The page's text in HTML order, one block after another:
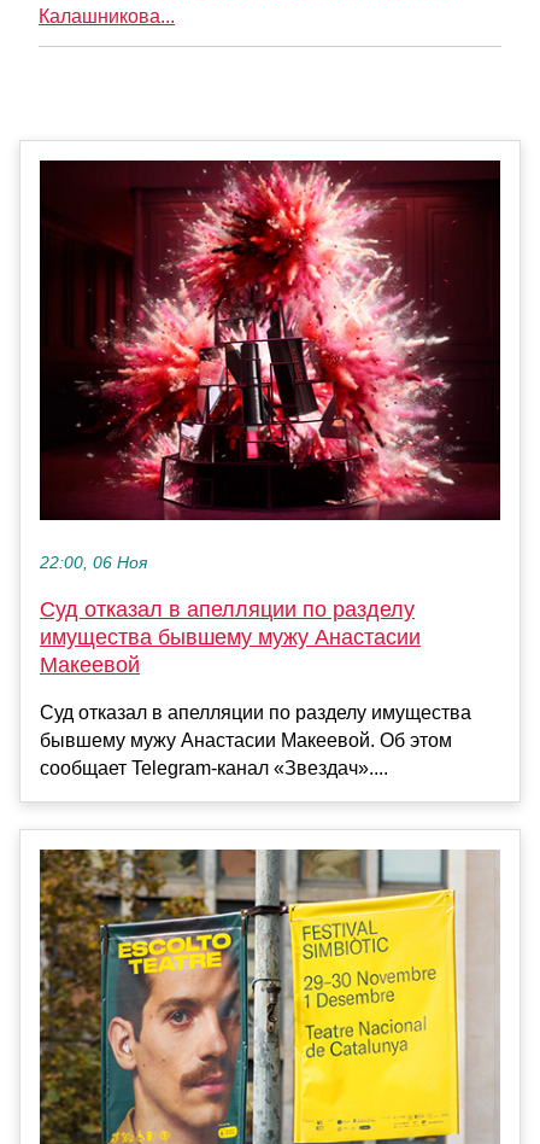
Калашникова...
22:00, 06 Ноя
Суд отказал в апелляции по разделу
имущества бывшему мужу Анастасии
Макеевой
Суд отказал в апелляции по разделу имущества
бывшему мужу Анастасии Макеевой. Об этом
сообщает Telegram-канал «Звездач»....